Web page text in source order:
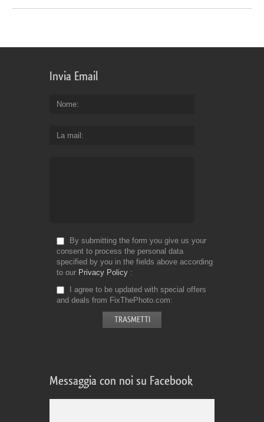
Invia Email
Nome
La mail
By submitting the form you give us your
consent to process the personal data
specified by you in the fields above according
to our Privacy Policy
I agree to be updated with special offers
and deals from FixThePhoto.com
Messaggia con noi su Facebook